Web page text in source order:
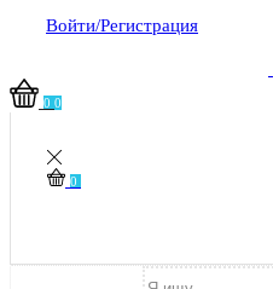
Войти/Регистрация
0 0
0